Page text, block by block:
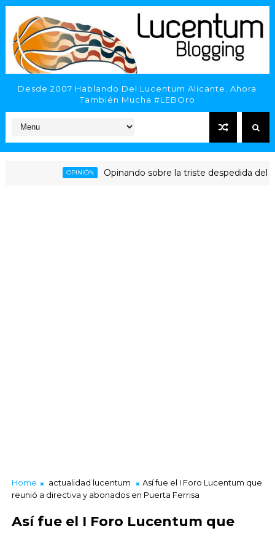
Desde 2007 Hablando Del Lucentum Alicante. Ahora
También Mucha #LEBOro
Opinando sobre la triste despedida del HLA
Home actualidad lucentum
Así fue el I Foro Lucentum que
reunió a directiva y abonados en Puerta Ferrisa
Así fue el I Foro Lucentum que